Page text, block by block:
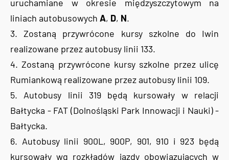
uruchamiane w okresie międzyszczytowym na
liniach autobusowych A, D, N.
3. Zostaną przywrócone kursy szkolne do Iwin
realizowane przez autobusy linii 133.
4. Zostaną przywrócone kursy szkolne przez ulicę
Rumiankową realizowane przez autobusy linii 109.
5. Autobusy linii 319 będą kursowały w relacji
Bałtycka - FAT (Dolnośląski Park Innowacji i Nauki) -
Bałtycka.
6. Autobusy linii 900L, 900P, 901, 910 i 923 będą
kursowały wg rozkładów jazdy obowiązujących w